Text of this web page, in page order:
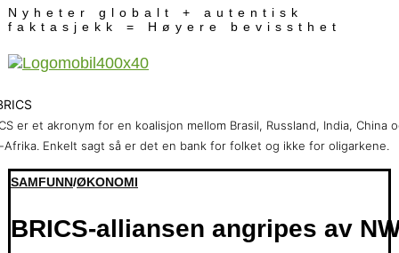
Nyheter globalt + autentisk
faktasjekk = Høyere bevissthet
er et akronym for en koalisjon mellom Brasil, Russland, India, China
Afrika. Enkelt sagt så er det en bank for folket og ikke for oligarkene.
SAMFUNN/ØKONOMI
BRICS-alliansen angripes av